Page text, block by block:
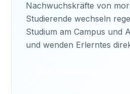
Nachwuchskräfte von
Studierende wechseln
Studium am Campus und
und wenden Erlerntes